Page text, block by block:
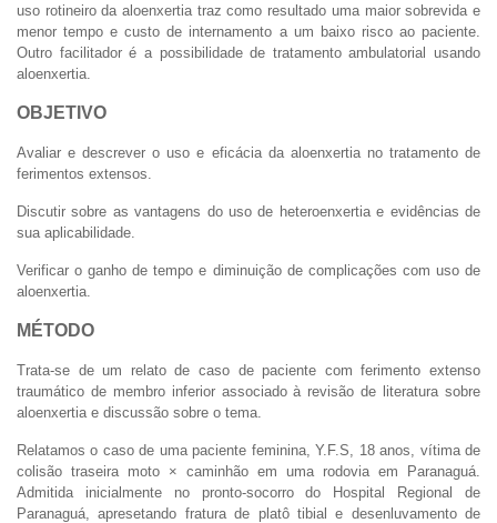
uso rotineiro da aloenxertia traz como resultado uma maior sobrevida e
menor tempo e custo de internamento a um baixo risco ao paciente.
Outro facilitador é a possibilidade de tratamento ambulatorial usando
aloenxertia.
OBJETIVO
Avaliar e descrever o uso e eficácia da aloenxertia no tratamento de
ferimentos extensos.
Discutir sobre as vantagens do uso de heteroenxertia e evidências de
sua aplicabilidade.
Verificar o ganho de tempo e diminuição de complicações com uso de
aloenxertia.
MÉTODO
Trata-se de um relato de caso de paciente com ferimento extenso
traumático de membro inferior associado à revisão de literatura sobre
aloenxertia e discussão sobre o tema.
Relatamos o caso de uma paciente feminina, Y.F.S, 18 anos, vítima de
colisão traseira moto × caminhão em uma rodovia em Paranaguá.
Admitida inicialmente no pronto-socorro do Hospital Regional de
Paranaguá, apresetando fratura de platô tibial e desenluvamento de